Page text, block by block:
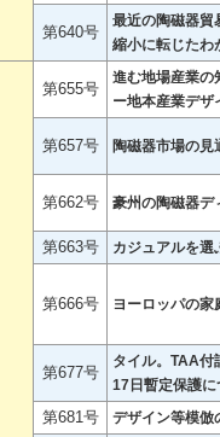
第640号
最近の陶磁器
縮小に転じたわ
第655号
進む地場産業の
ー地本産業デザ
第657号 陶磁器市場の見
第662号 豪州の陶磁器デ
第663号 カジュアルを選
第666号 ヨーロッパの家
第677号
タイル。TAA付
17日暫定保護に
第681号
デザイン等模倣